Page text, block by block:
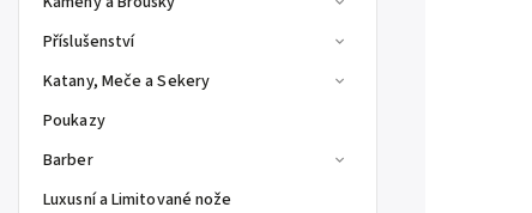
Příslušenství
Katany, Meče a Sekery
Poukazy
Barber
Luxusní a Limitované nože